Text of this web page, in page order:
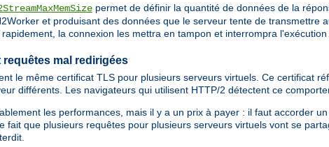
permet de définir la quantité de données de la
et produisant des données que le serveur tente de transmettre
la connexion les mettra en tampon et interrompra
mal redirigées
le même certificat TLS pour plusieurs serveurs virtuels. Ce certificat
différents. Les navigateurs qui utilisent HTTP/2 détectent ce
les performances, mais il y a un prix à payer : il faut accorder
fait que plusieurs requêtes pour plusieurs serveurs virtuels vont se